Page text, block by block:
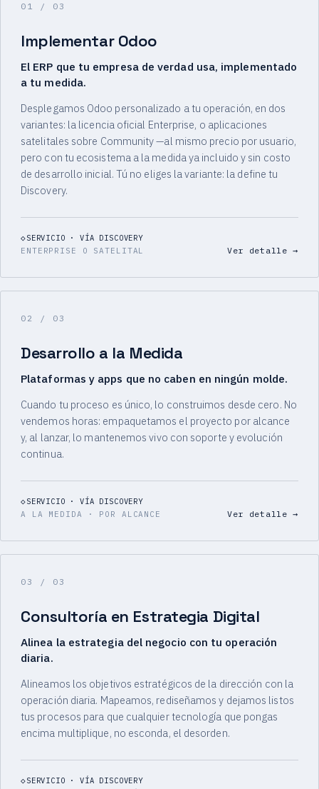
01 / 03
Implementar Odoo
El ERP que tu empresa de verdad usa, implementado
a tu medida.
Desplegamos Odoo personalizado a tu operación, en dos
variantes: la licencia oficial Enterprise, o aplicaciones
satelitales sobre Community —al mismo precio por usuario,
pero con tu ecosistema a la medida ya incluido y sin costo
de desarrollo inicial. Tú no eliges la variante: la define tu
Discovery.
SERVICIO · VÍA DISCOVERY
ENTERPRISE O SATELITAL
Ver detalle →
02 / 03
Desarrollo a la Medida
Plataformas y apps que no caben en ningún molde.
Cuando tu proceso es único, lo construimos desde cero. No
vendemos horas: empaquetamos el proyecto por alcance
y, al lanzar, lo mantenemos vivo con soporte y evolución
continua.
SERVICIO · VÍA DISCOVERY
A LA MEDIDA · POR ALCANCE
Ver detalle →
03 / 03
Consultoría en Estrategia Digital
Alinea la estrategia del negocio con tu operación
diaria.
Alineamos los objetivos estratégicos de la dirección con la
operación diaria. Mapeamos, rediseñamos y dejamos listos
tus procesos para que cualquier tecnología que pongas
encima multiplique, no esconda, el desorden.
SERVICIO · VÍA DISCOVERY